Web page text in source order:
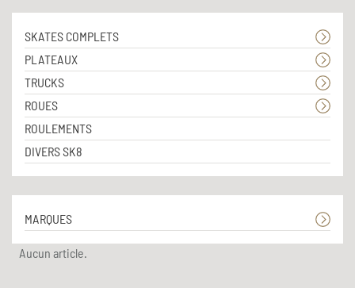
SKATES COMPLETS
PLATEAUX
TRUCKS
ROUES
ROULEMENTS
DIVERS SK8
MARQUES
Aucun article.